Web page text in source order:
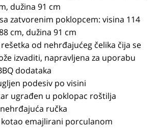
dužina 91 cm
zatvorenim poklopcem: visina 114
cm, dužina 91 cm
od nehrđajućeg čelika čija se
izvaditi, napravljena za uporabu
dodataka
podesiv po visini
ugrađen u poklopac roštilja
ručka
kotao emajlirani porculanom